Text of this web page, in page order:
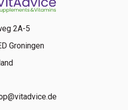
2A-5
Groningen